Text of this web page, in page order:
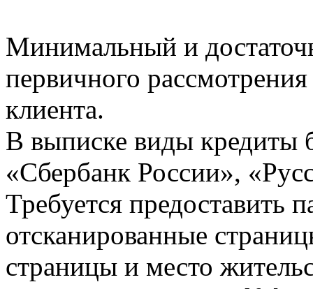
Минимальный и
первичного
клиента.
В выписке виды кредиты
«Сбербанк России»,
Требуется предоставить
отсканированные
страницы и место